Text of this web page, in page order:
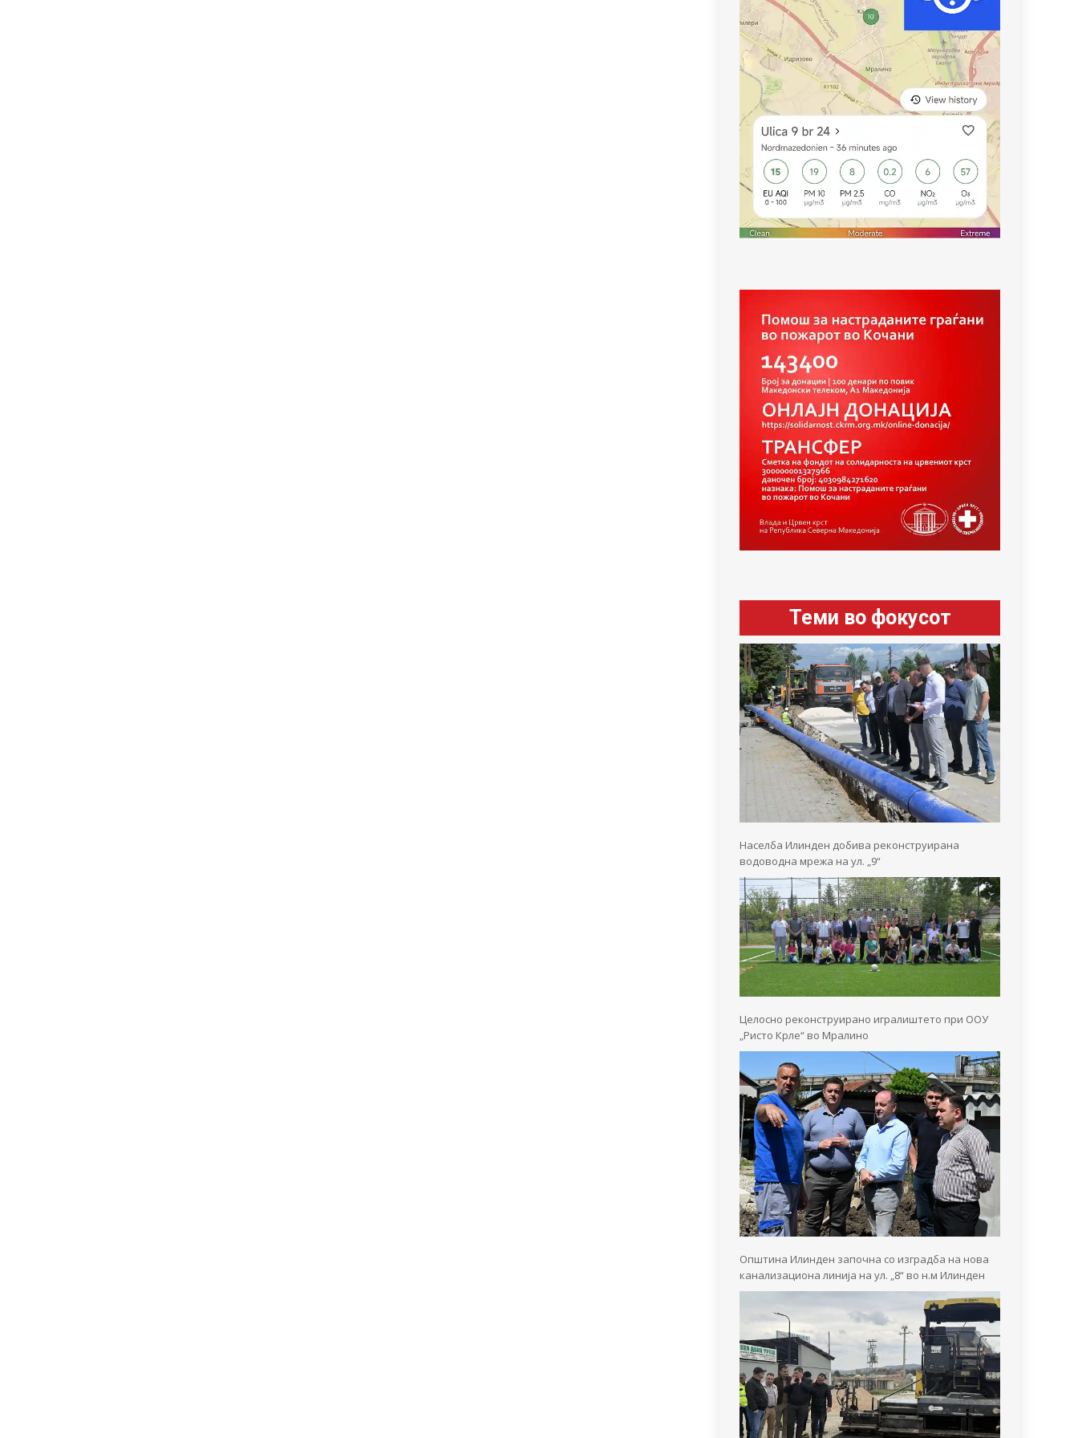
Теми во фокусот
Населба Илинден добива реконструирана
водоводна мрежа на ул. „9“
Целосно реконструирано игралиштето при ООУ
„Ристо Крле“ во Мралино
Општина Илинден започна со изградба на нова
канализациона линија на ул. „8“ во н.м Илинден